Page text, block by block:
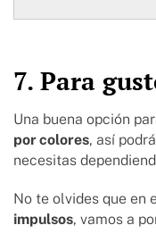
7. Para
Una buena opción
por colores, así
necesitas
No te olvides que en
impulsos, vamos a